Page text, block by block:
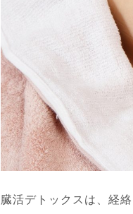
臓活デトックスは、経